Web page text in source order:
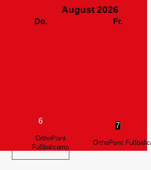
August 2026
Do. Fr.
6
OrthoPoint
Fußballcamp
7
OrthoPoint